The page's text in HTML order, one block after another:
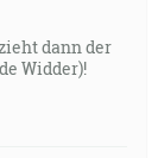
dann der
Widder)!